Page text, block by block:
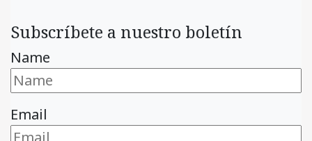
Subscríbete a nuestro boletín
Name
Email